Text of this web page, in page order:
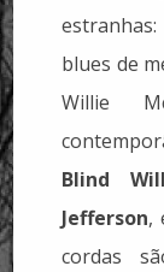
blues de
Willie
Blind
Jefferson,
cordas